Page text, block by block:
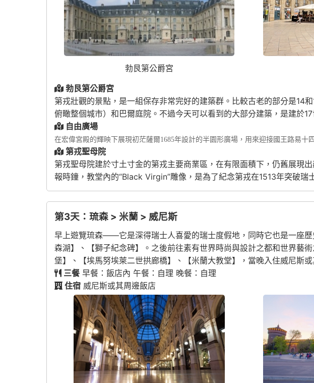
勃艮第公爵宮
勃艮第公爵宮
第戎壯觀的景點，是一組保存非常完好的建築群。比較古老的部分是14
俯瞰整個城市）和巴爾庭院。不過今天可以看到的大部分建築，是建於
自由廣場
在宏偉宮殿的輝映下展現初茫薩爾1685年設計的半園形廣場，用來迎接國王路易
第戎聖母院
第戎聖母院建於寸土寸金的第戎主要商業區，在有限面積下，仍舊展現
報時鐘，教堂內的“Black Virgin”雕像，是為了紀念第戎在1513年突破
第3天：琉森 > 米蘭 > 威尼斯
早上遊覽琉森——它是深得瑞士人喜愛的瑞士度假地，同時它也是一座
森湖】、【獅子紀念碑】。之後前往素有世界時尚與設計之都和世界藝
堡】、【埃馬努埃萊二世拱廊橋】、【米蘭大教堂】，當晚入住威尼斯或
三餐早餐：飯店內 午餐：自理 晚餐：自理
住宿 威尼斯或其周邊飯店